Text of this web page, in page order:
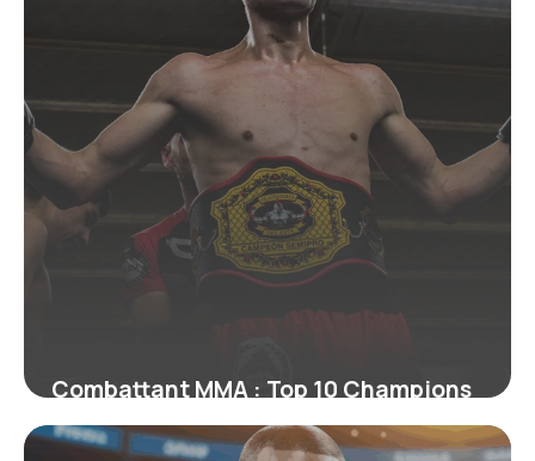
Combattant MMA : Top 10 Champions
Actuels 2026